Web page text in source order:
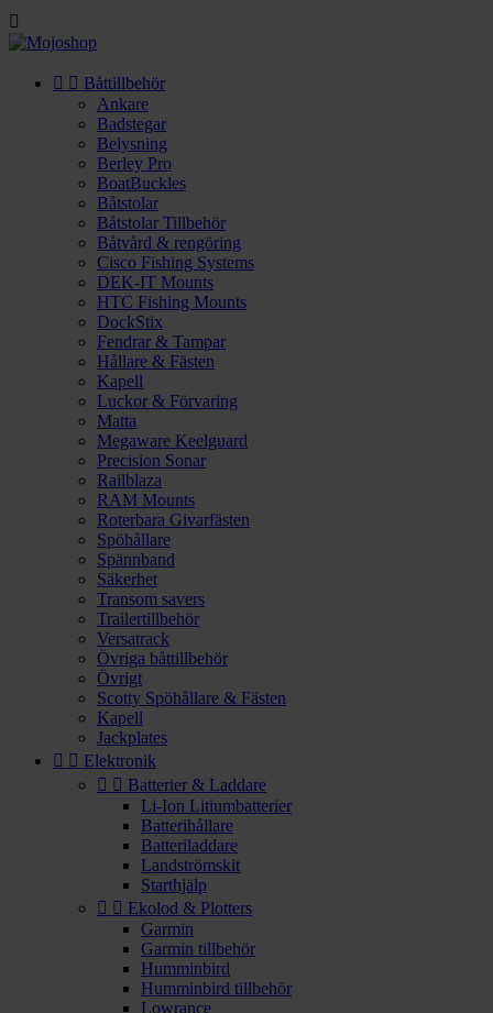

  Båttillbehör
Ankare
Badstegar
Belysning
Berley Pro
BoatBuckles
Båtstolar
Båtstolar Tillbehör
Båtvård & rengöring
Cisco Fishing Systems
DEK-IT Mounts
HTC Fishing Mounts
DockStix
Fendrar & Tampar
Hållare & Fästen
Kapell
Luckor & Förvaring
Matta
Megaware Keelguard
Precision Sonar
Railblaza
RAM Mounts
Roterbara Givarfästen
Spöhållare
Spännband
Säkerhet
Transom savers
Trailertillbehör
Versatrack
Övriga båttillbehör
Övrigt
Scotty Spöhållare & Fästen
Kapell
Jackplates
  Elektronik
  Batterier & Laddare
Li-Ion Litiumbatterier
Batterihållare
Batteriladdare
Landströmskit
Starthjälp
  Ekolod & Plotters
Garmin
Garmin tillbehör
Humminbird
Humminbird tillbehör
Lowrance